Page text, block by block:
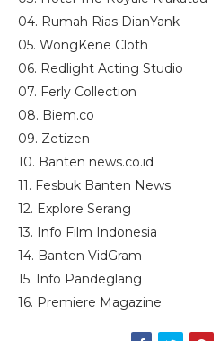
04. Rumah Rias DianYank
05. WongKene Cloth
06. Redlight Acting Studio
07. Ferly Collection
08. Biem.co
09. Zetizen
10. Banten news.co.id
11. Fesbuk Banten News
12. Explore Serang
13. Info Film Indonesia
14. Banten VidGram
15. Info Pandeglang
16. Premiere Magazine